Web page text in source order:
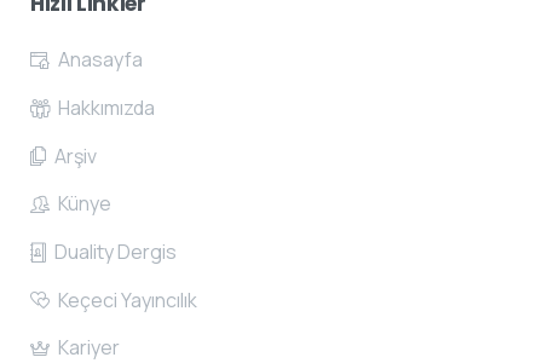
Anasayfa
Hakkımızda
Arşiv
Künye
Duality Dergis
Keçeci Yayıncılık
Kariyer